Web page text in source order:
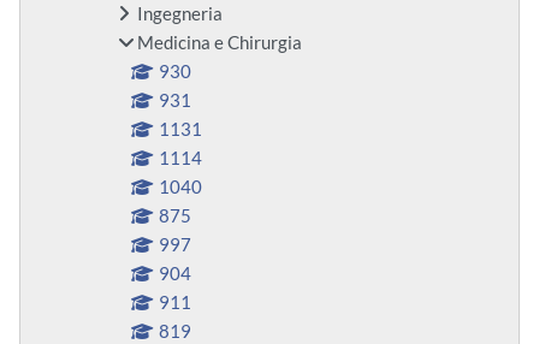
Ingegneria
Medicina e Chirurgia
930
931
1131
1114
1040
875
997
904
911
819